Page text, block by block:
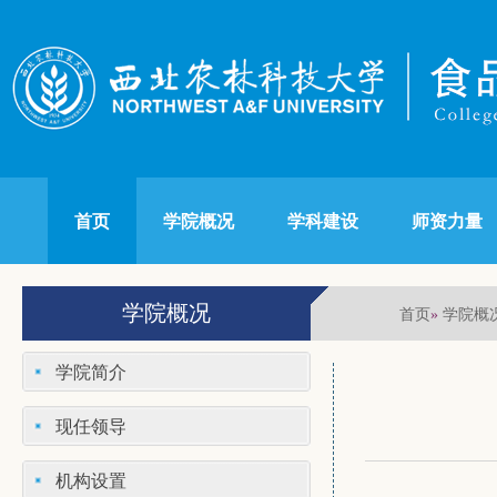
首页 学院概况 学科建设 师资力量
学院概况 首页» 学院概
学院简介
现任领导
机构设置